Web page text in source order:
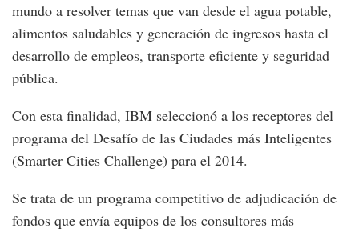
mundo a resolver temas que van desde el agua potable,
alimentos saludables y generación de ingresos hasta el
desarrollo de empleos, transporte eficiente y seguridad
pública.
Con esta finalidad, IBM seleccionó a los receptores del
programa del Desafío de las Ciudades más Inteligentes
(Smarter Cities Challenge) para el 2014.
Se trata de un programa competitivo de adjudicación de
fondos que envía equipos de los consultores más